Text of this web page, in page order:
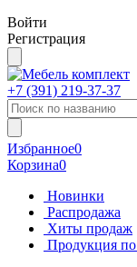
Войти
Регистрация
+7 (391) 219-37-37
Избранное0
Корзина0
Новинки
Распродажа
Хиты продаж
Продукция